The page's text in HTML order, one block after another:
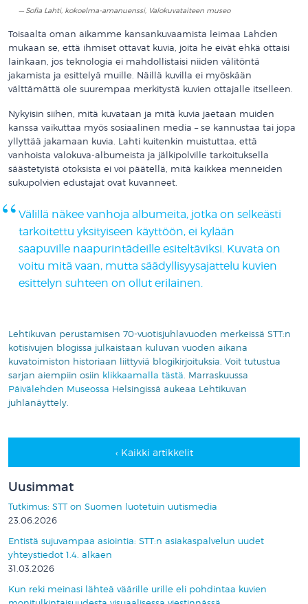
Sofia Lahti, kokoelma-amanuenssi, Valokuvataiteen museo
Toisaalta oman aikamme kansankuvaamista leimaa Lahden
mukaan se, että ihmiset ottavat kuvia, joita he eivät ehkä ottaisi
lainkaan, jos teknologia ei mahdollistaisi niiden välitöntä
jakamista ja esittelyä muille. Näillä kuvilla ei myöskään
välttämättä ole suurempaa merkitystä kuvien ottajalle itselleen.
Nykyisin siihen, mitä kuvataan ja mitä kuvia jaetaan muiden
kanssa vaikuttaa myös sosiaalinen media – se kannustaa tai jopa
yllyttää jakamaan kuvia. Lahti kuitenkin muistuttaa, että
vanhoista valokuva-albumeista ja jälkipolville tarkoituksella
säästetyistä otoksista ei voi päätellä, mitä kaikkea menneiden
sukupolvien edustajat ovat kuvanneet.
Välillä näkee vanhoja albumeita, jotka on selkeästi
tarkoitettu yksityiseen käyttöön, ei kylään
saapuville naapurintädeille esiteltäviksi. Kuvata on
voitu mitä vaan, mutta säädyllisyysajattelu kuvien
esittelyn suhteen on ollut erilainen.
Lehtikuvan perustamisen 70-vuotisjuhlavuoden merkeissä STT:n
kotisivujen blogissa julkaistaan kuluvan vuoden aikana
kuvatoimiston historiaan liittyviä blogikirjoituksia. Voit tutustua
sarjan aiempiin osiin klikkaamalla tästä. Marraskuussa
Päivälehden Museossa Helsingissä aukeaa Lehtikuvan
juhlanäyttely.
‹ Kaikki artikkelit
Uusimmat
Tutkimus: STT on Suomen luotetuin uutismedia
23.06.2026
Entistä sujuvampaa asiointia: STT:n asiakaspalvelun uudet
yhteystiedot 1.4. alkaen
31.03.2026
Kun reki meinasi lähteä väärille urille eli pohdintaa kuvien